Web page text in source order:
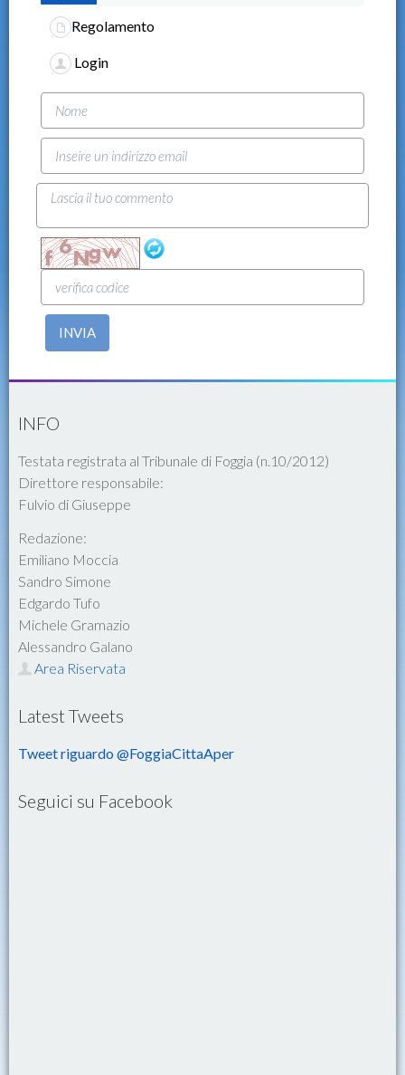
Regolamento
Login
INVIA
INFO
Testata registrata al Tribunale di Foggia (n.10/2012)
Direttore responsabile:
Fulvio di Giuseppe
Redazione:
Emiliano Moccia
Sandro Simone
Edgardo Tufo
Michele Gramazio
Alessandro Galano
Area Riservata
Latest Tweets
Tweet riguardo @FoggiaCittaAper
Seguici su Facebook